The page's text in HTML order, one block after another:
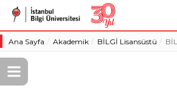
Ana Sayfa Akademik BİLGİ Lisansüstü